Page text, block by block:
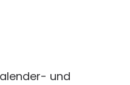
und